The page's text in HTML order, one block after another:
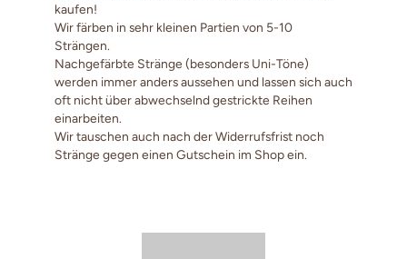
kaufen!
Wir färben in sehr kleinen Partien von 5-10
Strängen.
Nachgefärbte Stränge (besonders Uni-Töne)
werden immer anders aussehen und lassen sich auch
oft nicht über abwechselnd gestrickte Reihen
einarbeiten.
Wir tauschen auch nach der Widerrufsfrist noch
Stränge gegen einen Gutschein im Shop ein.